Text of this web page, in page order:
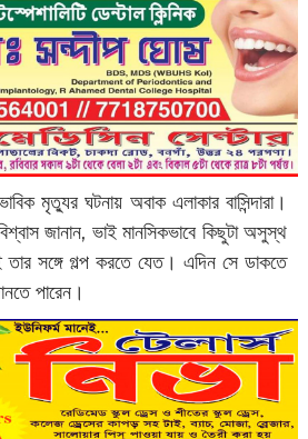
মৃত্যুর ঘটনায় অবাক এলাকার বাসিন্দারা।
জানান, ভাই মানসিকভাবে কিছুটা অসুস্থ
সঙ্গে গল্প করতে যেত। এদিন সে ডাকতে
পারেন।